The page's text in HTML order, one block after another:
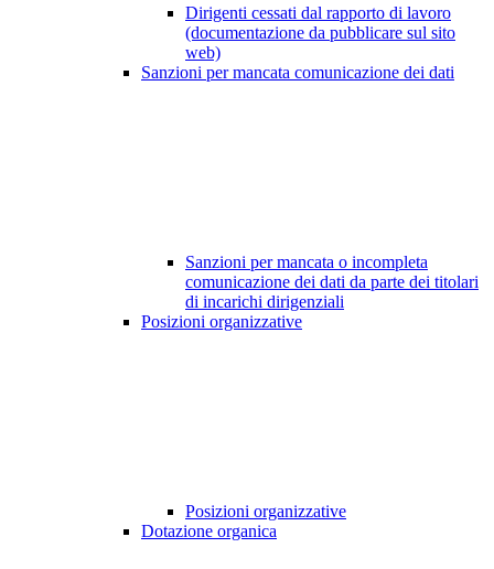
Dirigenti cessati dal rapporto di lavoro
(documentazione da pubblicare sul sito
web)
Sanzioni per mancata comunicazione dei dati
Sanzioni per mancata o incompleta
comunicazione dei dati da parte dei titolari
di incarichi dirigenziali
Posizioni organizzative
Posizioni organizzative
Dotazione organica